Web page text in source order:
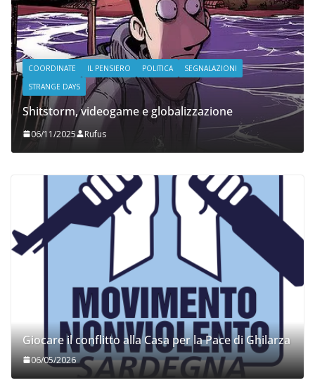
COORDINATE IL PENSIERO POLITICA
SEGNALAZIONI
STRANGE DAYS
Shitstorm, videogame e globalizzazione
06/11/2025 Rufus
Giocare il conflitto alla Casa per la Pace di Ghilarza
06/05/2026